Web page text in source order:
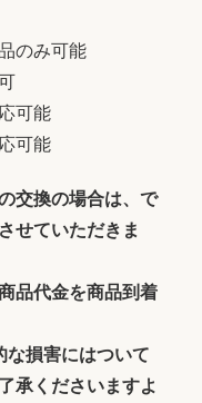
のみ可能
可能
可能
交換の場合は、で
せていただきま
品代金を商品到着
な損害にはついて
承くださいますよ